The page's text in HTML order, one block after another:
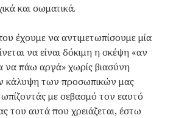
και σωματικά.
έχουμε να αντιμετωπίσουμε μία
να είναι δόκιμη η σκέψη «αν
να πάω αργά» χωρίς βιασύνη
κάλυψη των προσωπικών μας
με σεβασμό τον εαυτό
του αυτά που χρειάζεται, έστω